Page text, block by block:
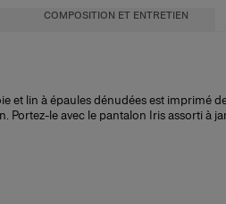
COMPOSITION ET ENTRETIEN
et lin à épaules dénudées est imprimé
Portez-le avec le pantalon Iris assorti à